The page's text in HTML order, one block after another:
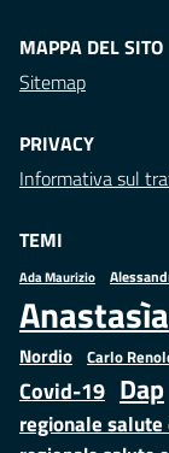
MAPPA DEL SITO
Sitemap
PRIVACY
Informativa sul
TEMI
Ada Maurizio
Anastasìa
Nordio Carlo
Covid-19 Dap
regionale